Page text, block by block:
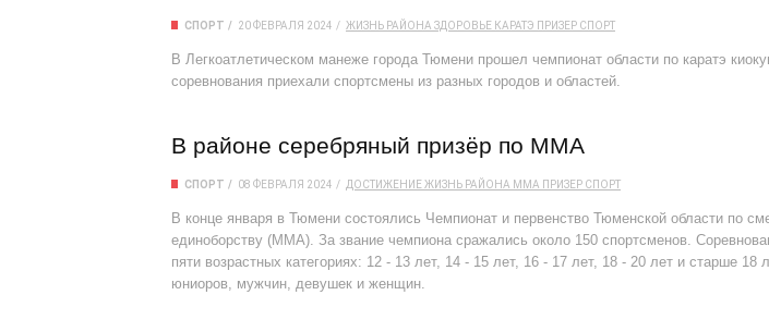
СПОРТ 20 ФЕВРАЛЯ 2024 ЖИЗНЬ РАЙОНА ЗДОРОВЬЕ КАРАТЭ ПРИЗЕР СПОРТ
В Легкоатлетическом манеже города Тюмени прошел чемпионат области по каратэ
соревнования приехали спортсмены из разных городов и областей.
В районе серебряный призёр по ММА
СПОРТ 08 ФЕВРАЛЯ 2024 ДОСТИЖЕНИЕЖИЗНЬ РАЙОНА ММА ПРИЗЕР СПОРТ
В конце января в Тюмени состоялись Чемпионат и первенство Тюменской области по
единоборству (ММА). За звание чемпиона сражались около 150 спортсменов.
пяти возрастных категориях: 12 - 13 лет, 14 - 15 лет, 16 - 17 лет, 18 - 20 лет и старше 18
юниоров, мужчин, девушек и женщин.